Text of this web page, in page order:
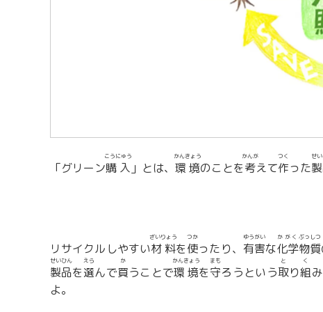
「グリーン購入
こうにゅう
」とは、 環境
かんきょう
のことを考
かんが
えて作
つく
った
せ
リサイクルしやすい材料
ざいりょう
を使
つか
ったり、 有害
ゆうがい
な化学
かがく
物質
ぶっしつ
製品
せいひん
を選
えら
んで買
か
うことで環境
かんきょう
を守
まも
ろうという取
と
り組
く
よ。